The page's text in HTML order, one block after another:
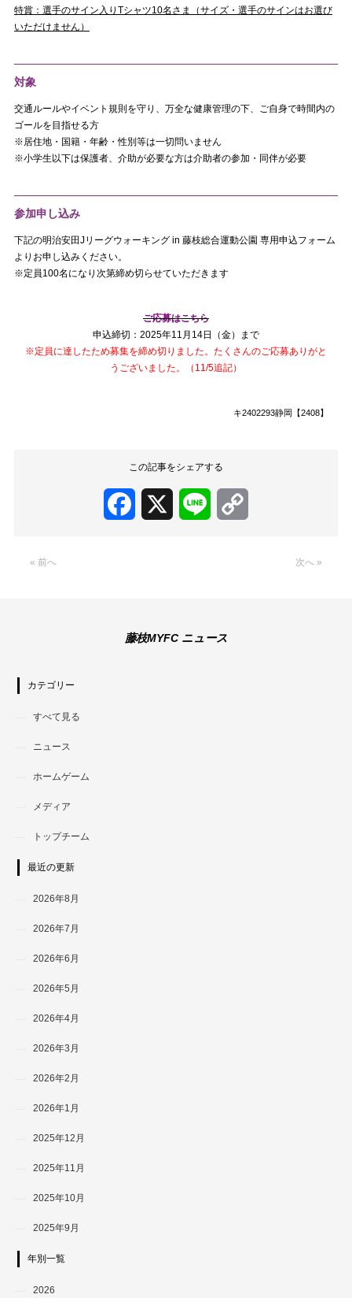
特賞：選手のサイン入りTシャツ10名さま（サイズ・選手のサインはお選び
いただけません）
対象
交通ルールやイベント規則を守り、万全な健康管理の下、ご自身で時間内の
ゴールを目指せる方
※居住地・国籍・年齢・性別等は一切問いません
※小学生以下は保護者、介助が必要な方は介助者の参加・同伴が必要
参加申し込み
下記の明治安田Jリーグウォーキング in 藤枝総合運動公園 専用申込フォーム
よりお申し込みください。
※定員100名になり次第締め切らせていただきます
ご応募はこちら
申込締切：2025年11月14日（金）まで
※定員に達したため募集を締め切りました。たくさんのご応募ありがと
うございました。（11/5追記）
キ2402293静岡【2408】
この記事をシェアする
Facebook Line
« 前へ 次へ »
藤枝MYFC ニュース
カテゴリー
すべて見る
ニュース
ホームゲーム
メディア
トップチーム
最近の更新
2026年8月
2026年7月
2026年6月
2026年5月
2026年4月
2026年3月
2026年2月
2026年1月
2025年12月
2025年11月
2025年10月
2025年9月
年別一覧
2026